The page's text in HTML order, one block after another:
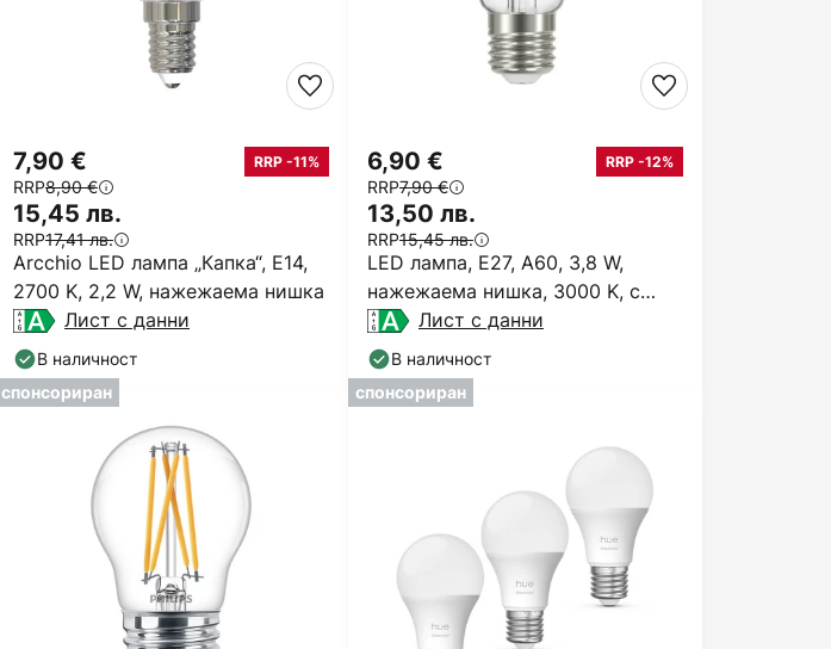
Arcchio LED лампа „Капка“, E14,
2700 K, 2,2 W, нажежаема нишка
7,90 € RRP -11%
RRP8,90 €
15,45 лв.
RRP17,41 лв.
Лист с данни
В наличност
LED лампа, E27, A60, 3,8 W,
нажежаема нишка, 3000 K, с
възможност за регулиране
6,90 € RRP -12%
RRP7,90 €
13,50 лв.
RRP15,45 лв.
Лист с данни
В наличност
спонсориран спонсориран